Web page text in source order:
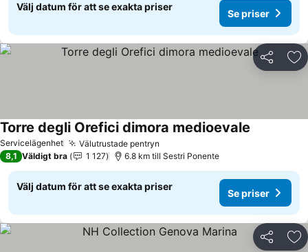
Välj datum för att se exakta priser
Se priser
Dela
Servicelägenhet Välutrustade pentryn
Torre degli Orefici dimora medioevale
8,1 Väldigt bra 1 127 6.8 km till Sestri Ponente
Välj datum för att se exakta priser
Se priser
Dela